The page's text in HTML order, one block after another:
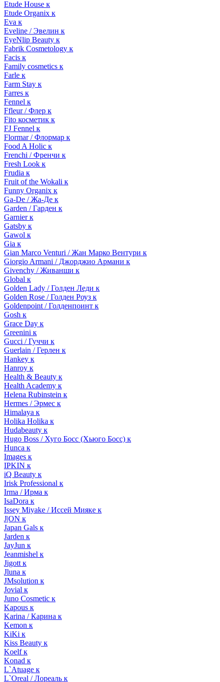
Etude House к
Etude Organix к
Eva к
Eveline / Эвелин к
EyeNlip Beauty к
Fabrik Cosmetology к
Facis к
Family cosmetics к
Farle к
Farm Stay к
Farres к
Fennel к
Ffleur / Флер к
Fito косметик к
FJ Fennel к
Flormar / Флормар к
Food A Holic к
Frenchi / Френчи к
Fresh Look к
Frudia к
Fruit of the Wokali к
Funny Organix к
Ga-De / Жа-Де к
Garden / Гарден к
Garnier к
Gatsby к
Gawol к
Gia к
Gian Marco Venturi / Жан Марко Вентури к
Giorgio Armani / Джорджио Армани к
Givenchy / Живанши к
Global к
Golden Lady / Голден Леди к
Golden Rose / Голден Роуз к
Goldenpoint / Голденпоинт к
Gosh к
Grace Day к
Greenini к
Gucci / Гуччи к
Guerlain / Герлен к
Hankey к
Hanroy к
Health & Beauty к
Health Academy к
Helena Rubinstein к
Hermes / Эрмес к
Himalaya к
Holika Holika к
Hudabeauty к
Hugo Boss / Хуго Босс (Хьюго Босс) к
Hunca к
Images к
IPKIN к
iQ Beauty к
Irisk Professional к
Irma / Ирма к
IsaDora к
Issey Miyake / Иссей Мияке к
J|ON к
Japan Gals к
Jarden к
JayJun к
Jeanmishel к
Jigott к
Jluna к
JMsolution к
Jovial к
Juno Cosmetic к
Kapous к
Karina / Карина к
Kemon к
KiKi к
Kiss Beauty к
Koelf к
Konad к
L`Atuage к
L`Oreal / Лореаль к